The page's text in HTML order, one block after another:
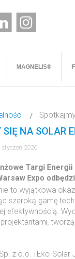
MAGNELIS®
NA SOLAR
styczeń 2026
Targi Energii
Expo
to wyjątkowa
szeroką gamę
efektywnością.
z o.o. i Eko-